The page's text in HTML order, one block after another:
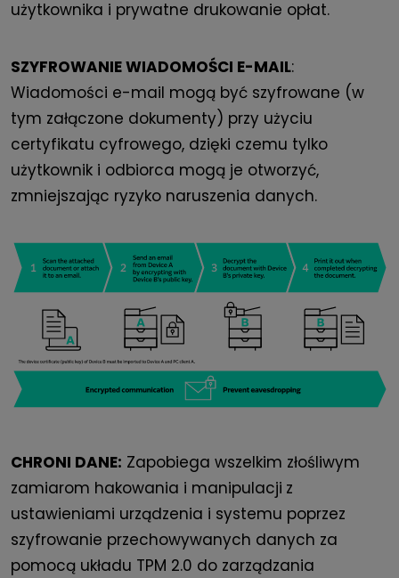
użytkownika i prywatne drukowanie opłat.
SZYFROWANIE WIADOMOŚCI E-MAIL:
Wiadomości e-mail mogą być szyfrowane (w
tym załączone dokumenty) przy użyciu
certyfikatu cyfrowego, dzięki czemu tylko
użytkownik i odbiorca mogą je otworzyć,
zmniejszając ryzyko naruszenia danych.
CHRONI DANE: Zapobiega wszelkim złośliwym
zamiarom hakowania i manipulacji z
ustawieniami urządzenia i systemu poprzez
szyfrowanie przechowywanych danych za
pomocą układu TPM 2.0 do zarządzania